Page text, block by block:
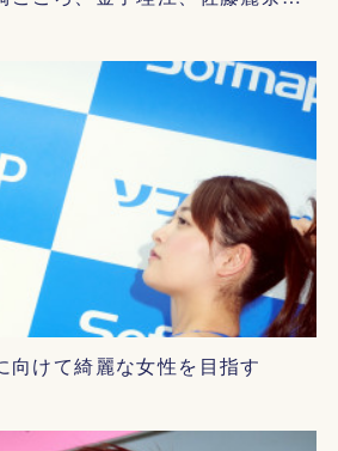
向けて綺麗な女性を目指す